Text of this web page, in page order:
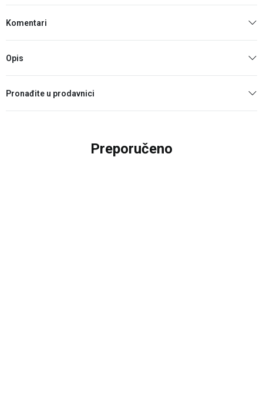
Komentari
Opis
Pronađite u prodavnici
Preporučeno